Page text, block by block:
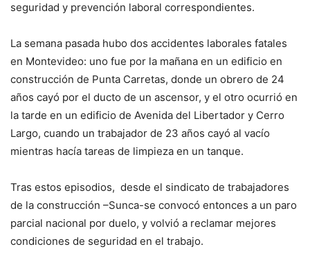
seguridad y prevención laboral correspondientes.
La semana pasada hubo dos accidentes laborales fatales
en Montevideo: uno fue por la mañana en un edificio en
construcción de Punta Carretas, donde un obrero de 24
años cayó por el ducto de un ascensor, y el otro ocurrió en
la tarde en un edificio de Avenida del Libertador y Cerro
Largo, cuando un trabajador de 23 años cayó al vacío
mientras hacía tareas de limpieza en un tanque.
Tras estos episodios, desde el sindicato de trabajadores
de la construcción –Sunca-se convocó entonces a un paro
parcial nacional por duelo, y volvió a reclamar mejores
condiciones de seguridad en el trabajo.